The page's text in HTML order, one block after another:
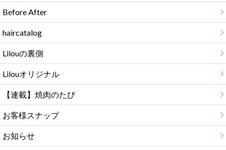
Before After
haircatalog
Lilouの裏側
Lilouオリジナル
【連載】焼肉のたび
お客様スナップ
お知らせ